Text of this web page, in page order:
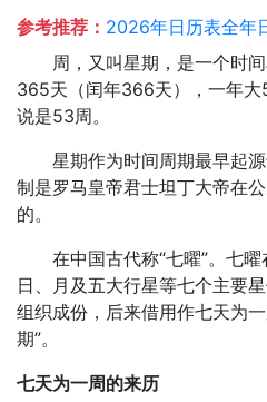
参考推荐： 2026年日历表全年
周，又叫星期，是一个时
365天（闰年366天），一年
说是53周。
星期作为时间周期最早起
制是罗马皇帝君士坦丁大帝在
的。
在中国古代称“七曜”。七
日、月及五大行星等七个主要
组织成份，后来借用作七天为
期”。
七天为一周的来历